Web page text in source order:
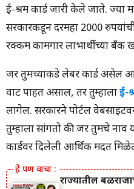
ई-श्रम कार्ड जारी केले जाते. ज्या
सरकारकडून दरमहा 2000
रक्कम कामगार लाभार्थीच्या बँक
जर तुमच्याकडे लेबर कार्ड असेल
वाट पाहत असाल, तर तुम्हालाई-
लागेल. सरकारने पोर्टल
तुम्हाला सांगतो की जर तुमचे नाव
कार्डवर दिलेली आर्थिक मदत
राज्यातील